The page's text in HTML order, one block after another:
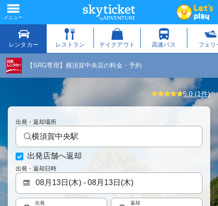
【SRG専用】横須賀中央店の料金・予約
5.0 (1件)
出発・返却場所
横須賀中央駅
出発店舗へ返却
出発・返却日時
出発 返却